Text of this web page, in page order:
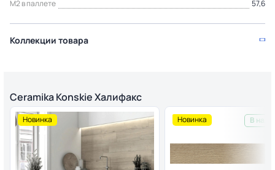
М2 в паллете 57,6
Коллекции товара
Ceramika Konskie Халифакс
Новинка Новинка В